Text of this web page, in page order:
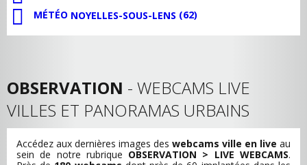
MÉTÉO NOYELLES-SOUS-LENS (62)
OBSERVATION - WEBCAMS LIVE
VILLES ET PANORAMAS URBAINS
Accédez aux dernières images des webcams ville en live au
sein de notre rubrique OBSERVATION > LIVE WEBCAMS.